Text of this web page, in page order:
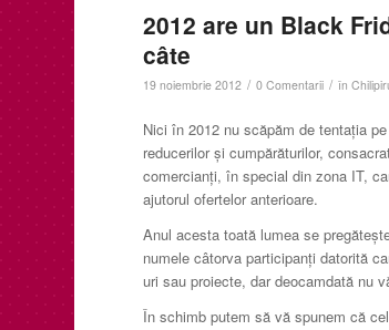
2012 are un Black
câte
19 noiembrie 2012 / 0 Comentarii / în
Nici în 2012 nu scăpăm de tentația
reducerilor și cumpărăturilor,
comercianți, în special din zona IT,
ajutorul ofertelor anterioare.
Anul acesta toată lumea se
numele câtorva participanți datorită
uri sau proiecte, dar deocamdată nu
În schimb putem să vă spunem că